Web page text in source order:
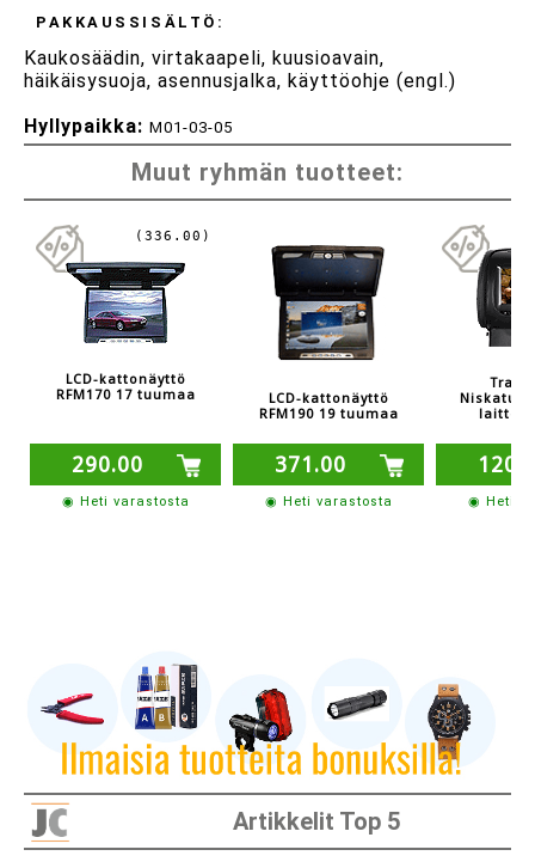
PAKKAUSSISÄLTÖ:
Kaukosäädin, virtakaapeli, kuusioavain,
häikäisysuoja, asennusjalka, käyttöohje (engl.)
Hyllypaikka: M01-03-05
Muut ryhmän tuotteet:
(336.00)
LCD-kattonäyttö
RFM170 17 tuumaa
290.00
◉ Heti varastosta
LCD-kattonäyttö
RFM190 19 tuumaa
371.00
◉ Heti varastosta ◉ Heti
Artikkelit Top 5